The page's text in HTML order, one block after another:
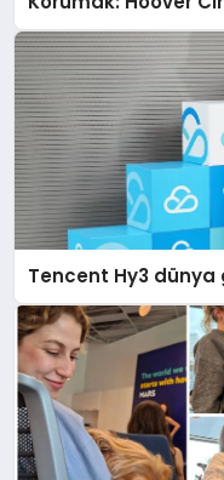
Destek Deneyimi
Tencent Hy3 dünya